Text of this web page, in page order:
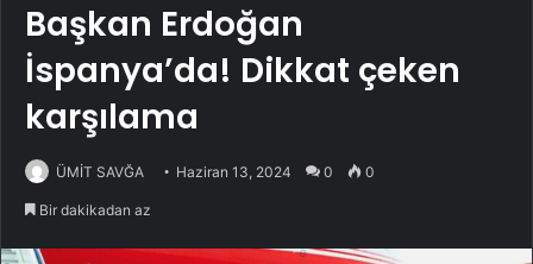
Başkan Erdoğan
İspanya’da! Dikkat çeken
karşılama
ÜMİT SAVĞA Haziran 13, 2024 0 0
Bir dakikadan az